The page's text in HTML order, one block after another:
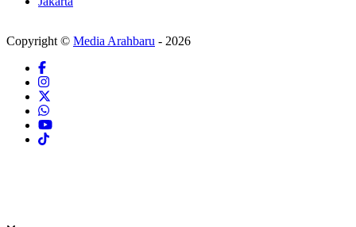
Copyright © Media Arahbaru - 2026